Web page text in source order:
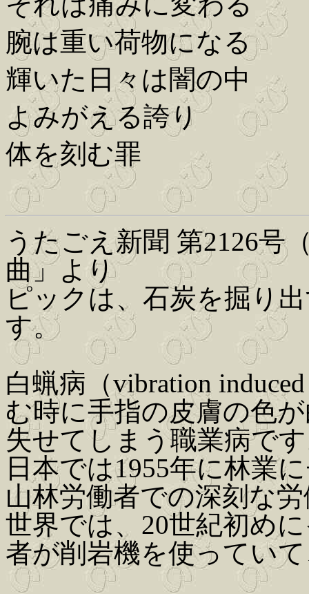
腕は重い荷物になる
輝いた日々は闇の中
よみがえる誇り
体を刻む罪
うたごえ新聞 第2126号
曲」より
ピックは、石炭を掘り
す。
白蝋病（vibration
む時に手指の皮膚の色
失せてしまう職業病で
日本では1955年に林業
山林労働者での深刻な
世界では、20世紀初め
者が削岩機を使ってい